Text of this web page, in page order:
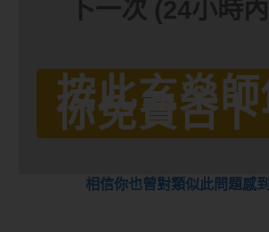
卜一次 (24小時
按此玄燊
你免費占
相信你也曾對類似此問題感